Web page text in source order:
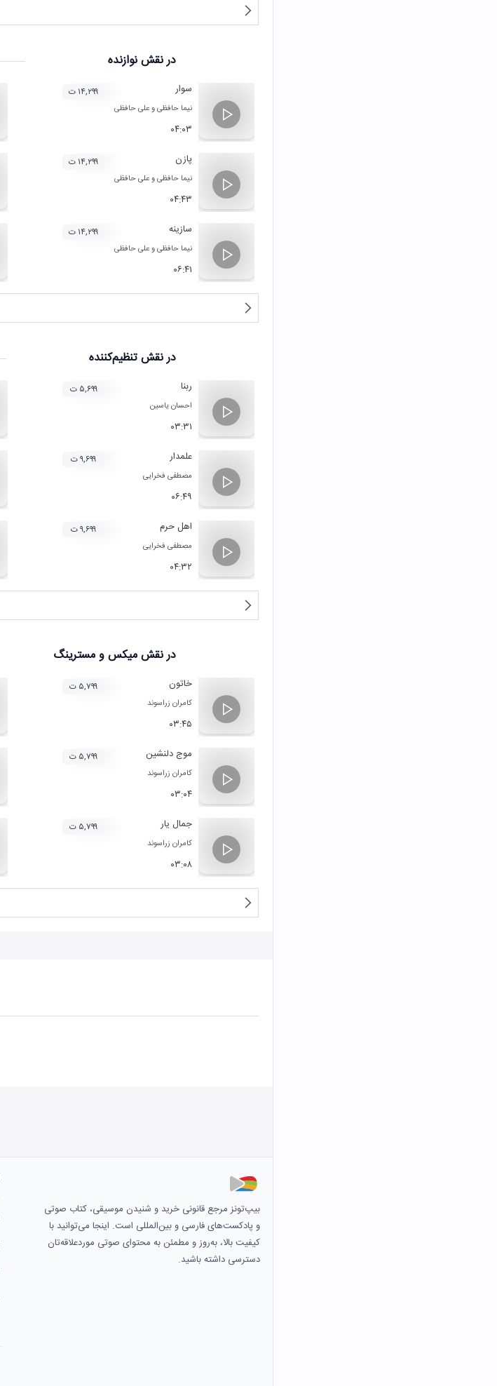
در نقشنوازنده
سوار
نیما حافظیوعلی حافظی
۰۴:۰۳
۱۴,۲۹۹ ت
پازن
نیما حافظیوعلی حافظی
۰۴:۴۳
۱۴,۲۹۹ ت
سازینه
نیما حافظیوعلی حافظی
۰۶:۴۱
۱۴,۲۹۹ ت
در نقشتنظیم‌کننده
ربنا
احسان یاسین
۰۳:۳۱
۵,۶۹۹ ت
علمدار
مصطفی فخرایی
۰۶:۴۹
۹,۶۹۹ ت
اهل حرم
مصطفی فخرایی
۰۴:۳۲
۹,۶۹۹ ت
در نقشمیکس و مسترینگ
خاتون
کامران زراسوند
۰۳:۴۵
۵,۷۹۹ ت
موج دلنشین
کامران زراسوند
۰۳:۰۴
۵,۷۹۹ ت
جمال یار
کامران زراسوند
۰۳:۰۸
۵,۷۹۹ ت
بیپ‌تونز مرجع قانونی خرید و شنیدن موسیقی، کتاب صوتی
و پادکست‌های فارسی و بین‌المللی است. اینجا می‌توانید با
کیفیت بالا، به‌روز و مطمئن به محتوای صوتی موردعلاقه‌تان
دسترسی داشته باشید.